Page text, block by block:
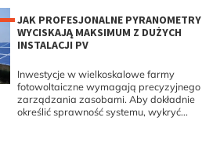
JAK PROFESJONALNE PYRANOMETRY
WYCISKAJĄ MAKSIMUM Z DUŻYCH
INSTALACJI PV
Inwestycje w wielkoskalowe farmy
fotowoltaiczne wymagają precyzyjnego
zarządzania zasobami. Aby dokładnie
określić sprawność systemu, wykryć...